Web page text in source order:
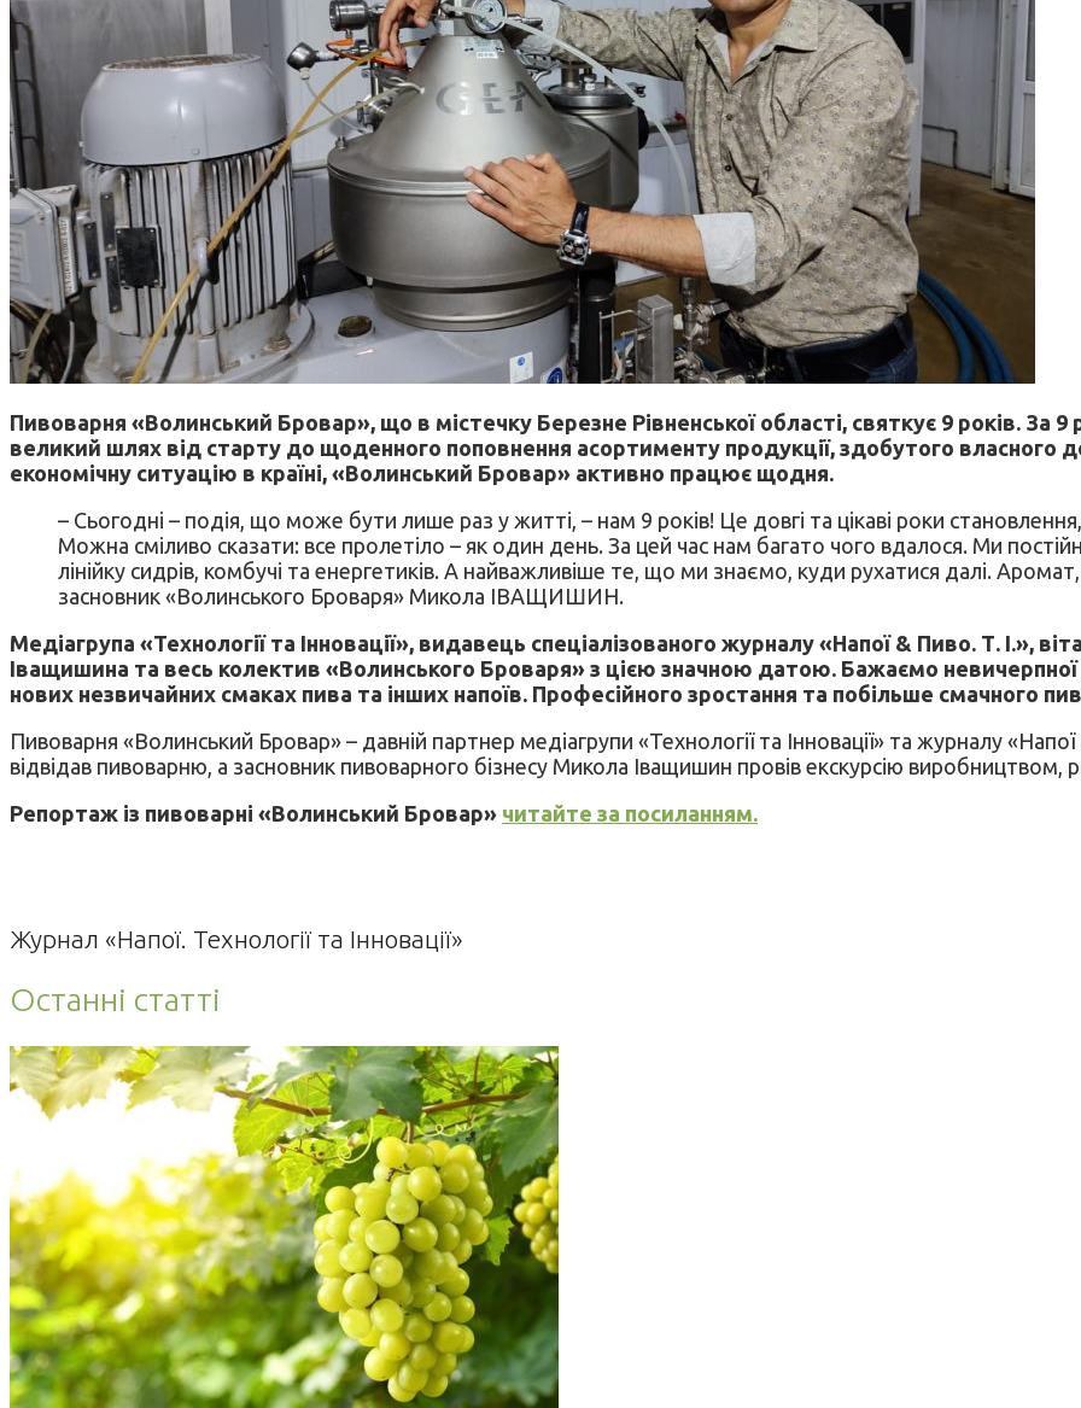
Пивоварня «Волинський Бровар», що в містечку Березне Рівненської області, святкує 9 років. За
великий шлях від старту до щоденного поповнення асортименту продукції, здобутого власного
економічну ситуацію в країні, «Волинський Бровар» активно працює щодня.
– Сьогодні – подія, що може бути лише раз у житті, – нам 9 років! Це довгі та цікаві роки
Можна сміливо сказати: все пролетіло – як один день. За цей час нам багато чого вдалося. Ми
лінійку сидрів, комбучі та енергетиків. А найважливіше те, що ми знаємо, куди рухатися далі.
засновник «Волинського Броваря» Микола ІВАЩИШИН.
Медіагрупа «Технології та Інновації», видавець спеціалізованого журналу «Напої & Пиво. Т. І.»,
Іващишина та весь колектив «Волинського Броваря» з цією значною датою. Бажаємо невичерпної
нових незвичайних смаках пива та інших напоїв. Професійного зростання та побільше смачного
Пивоварня «Волинський Бровар» – давній партнер медіагрупи «Технології та Інновації» та журналу
відвідав пивоварню, а засновник пивоварного бізнесу Микола Іващишин провів екскурсію виробництвом,
Репортаж із пивоварні «Волинський Бровар» читайте за посиланням.
Журнал «Напої. Технології та Інновації»
Останні статті